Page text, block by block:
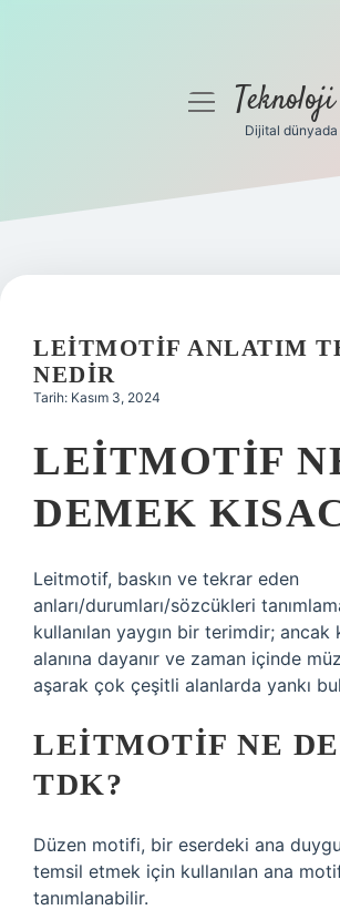
Gizlilik Politikası
Yasal Uyarı
menüyü
Dijital
LEITMOTIF ANLATIM
NEDIR
Tarih: Kasım 3, 2024
LEITMOTIF
DEMEK
Leitmotif, baskın ve tekrar eden
anları/durumları/sözcükleri
kullanılan yaygın bir terimdir;
alanına dayanır ve zaman içinde
aşarak çok çeşitli alanlarda yankı
LEITMOTIF NE
TDK?
Düzen motifi, bir eserdeki ana
temsil etmek için kullanılan ana
tanımlanabilir.